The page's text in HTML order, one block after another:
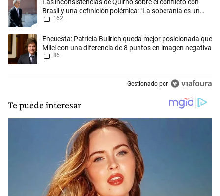
Las inconsistencias de Quirno sobre el conflicto con
Brasil y una definición polémica: "La soberanía es un
concepto antiguo"
162
Un artículo de tendencia con el título "Encuesta: Patricia Bullrich
Encuesta: Patricia Bullrich queda mejor posicionada que
Milei con una diferencia de 8 puntos en imagen negativa
86
Gestionado por